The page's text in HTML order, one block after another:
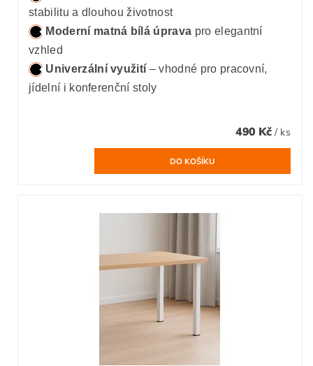
stabilitu a dlouhou životnost
Moderní matná bílá úprava pro elegantní
vzhled
Univerzální využití – vhodné pro pracovní,
jídelní i konferenční stoly
490 Kč / ks